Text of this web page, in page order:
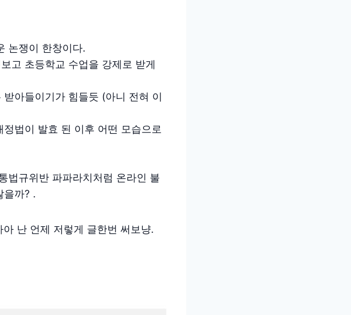
논쟁이 한창이다.
고 초등학교 수업을 강제로 받게
아들이기가 힘들듯 (아니 전혀 이
법이 발효 된 이후 어떤 모습으로
법규위반 파파라치처럼 온라인 불
을까? .
난 언제 저렇게 글한번 써보냥.